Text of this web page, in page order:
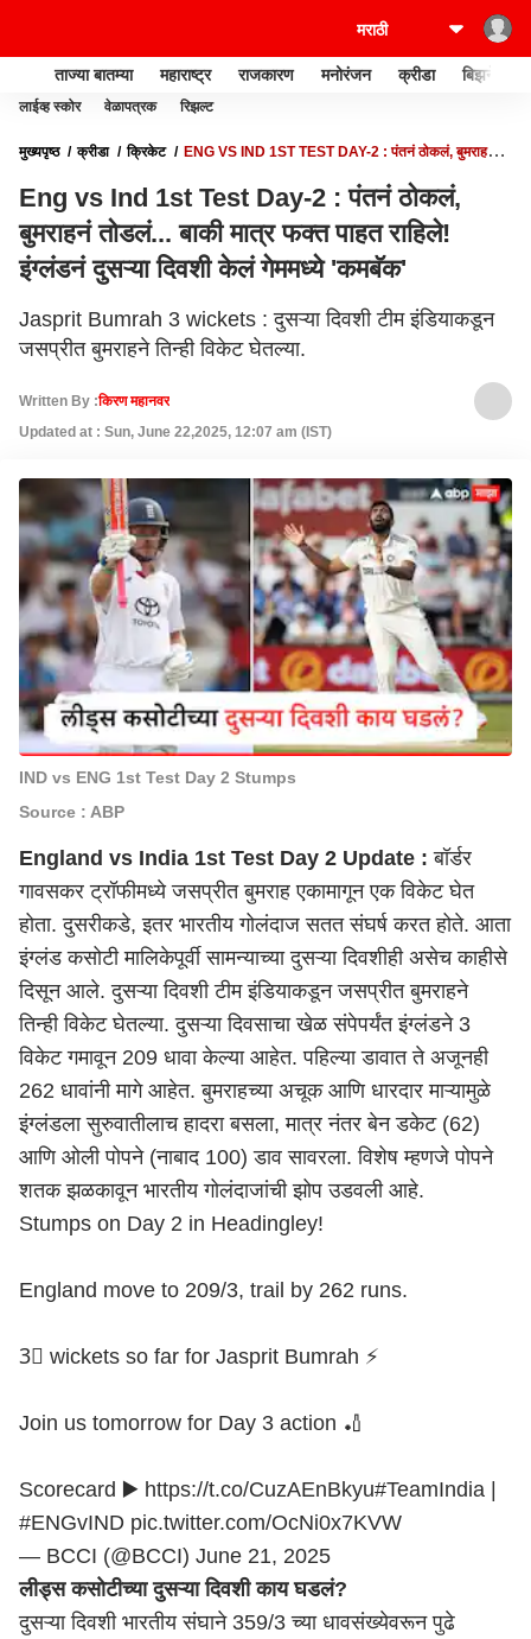
ताज्या बातम्या महाराष्ट्र राजकारण मनोरंजन क्रीडा बिझनेस
लाईव्ह स्कोर वेळापत्रक रिझल्ट
मुख्यपृष्ठ क्रीडा क्रिकेट
ENG VS IND 1ST TEST DAY-2 : पंतनं ठोकलं, बुमराहनं
Eng vs Ind 1st Test Day-2 : पंतनं ठोकलं,
बुमराहनं तोडलं... बाकी मात्र फक्त पाहत राहिले!
इंग्लंडनं दुसऱ्या दिवशी केलं गेममध्ये 'कमबॅक'
Jasprit Bumrah 3 wickets : दुसऱ्या दिवशी टीम इंडियाकडून
जसप्रीत बुमराहने तिन्ही विकेट घेतल्या.
Written By :किरण महानवर
Updated at : Sun, June 22,2025, 12:07 am (IST)
IND vs ENG 1st Test Day 2 Stumps
Source : ABP
England vs India 1st Test Day 2 Update : बॉर्डर
गावसकर ट्रॉफीमध्ये जसप्रीत बुमराह एकामागून एक विकेट घेत
होता. दुसरीकडे, इतर भारतीय गोलंदाज सतत संघर्ष करत होते. आता
इंग्लंड कसोटी मालिकेपूर्वी सामन्याच्या दुसऱ्या दिवशीही असेच काहीसे
दिसून आले. दुसऱ्या दिवशी टीम इंडियाकडून जसप्रीत बुमराहने
तिन्ही विकेट घेतल्या. दुसऱ्या दिवसाचा खेळ संपेपर्यंत इंग्लंडने 3
विकेट गमावून 209 धावा केल्या आहेत. पहिल्या डावात ते अजूनही
262 धावांनी मागे आहेत. बुमराहच्या अचूक आणि धारदार माऱ्यामुळे
इंग्लंडला सुरुवातीलाच हादरा बसला, मात्र नंतर बेन डकेट (62)
आणि ओली पोपने (नाबाद 100) डाव सावरला. विशेष म्हणजे पोपने
शतक झळकावून भारतीय गोलंदाजांची झोप उडवली आहे.
Stumps on Day 2 in Headingley!
England move to 209/3, trail by 262 runs.
3⃣ wickets so far for Jasprit Bumrah ⚡️
Join us tomorrow for Day 3 action 🏏
Scorecard ▶️ https://t.co/CuzAEnBkyu#TeamIndia
#ENGvIND pic.twitter.com/OcNi0x7KVW
— BCCI (@BCCI) June 21, 2025
लीड्स कसोटीच्या दुसऱ्या दिवशी काय घडलं?
दुसऱ्या दिवशी भारतीय संघाने 359/3 च्या धावसंख्येवरून पुढे